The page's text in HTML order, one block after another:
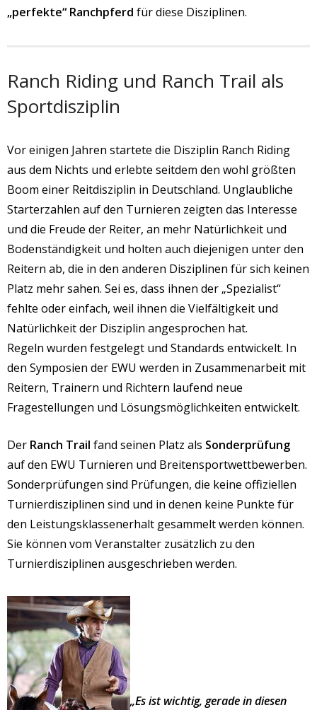
„perfekte“ Ranchpferd für diese Disziplinen.
Ranch Riding und Ranch Trail als
Sportdisziplin
Vor einigen Jahren startete die Disziplin Ranch Riding
aus dem Nichts und erlebte seitdem den wohl größten
Boom einer Reitdisziplin in Deutschland. Unglaubliche
Starterzahlen auf den Turnieren zeigten das Interesse
und die Freude der Reiter, an mehr Natürlichkeit und
Bodenständigkeit und holten auch diejenigen unter den
Reitern ab, die in den anderen Disziplinen für sich keinen
Platz mehr sahen. Sei es, dass ihnen der „Spezialist“
fehlte oder einfach, weil ihnen die Vielfältigkeit und
Natürlichkeit der Disziplin angesprochen hat.
Regeln wurden festgelegt und Standards entwickelt. In
den Symposien der EWU werden in Zusammenarbeit mit
Reitern, Trainern und Richtern laufend neue
Fragestellungen und Lösungsmöglichkeiten entwickelt.
Der Ranch Trail fand seinen Platz als Sonderprüfung
auf den EWU Turnieren und Breitensportwettbewerben.
Sonderprüfungen sind Prüfungen, die keine offiziellen
Turnierdisziplinen sind und in denen keine Punkte für
den Leistungsklassenerhalt gesammelt werden können.
Sie können vom Veranstalter zusätzlich zu den
Turnierdisziplinen ausgeschrieben werden.
„Es ist wichtig, gerade in diesen